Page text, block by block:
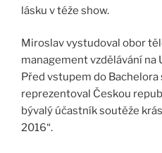
lásku v téže show.
Miroslav vystudoval obor
management vzdělávání na
Před vstupem do
reprezentoval Českou
bývalý účastník soutěže
2016“.